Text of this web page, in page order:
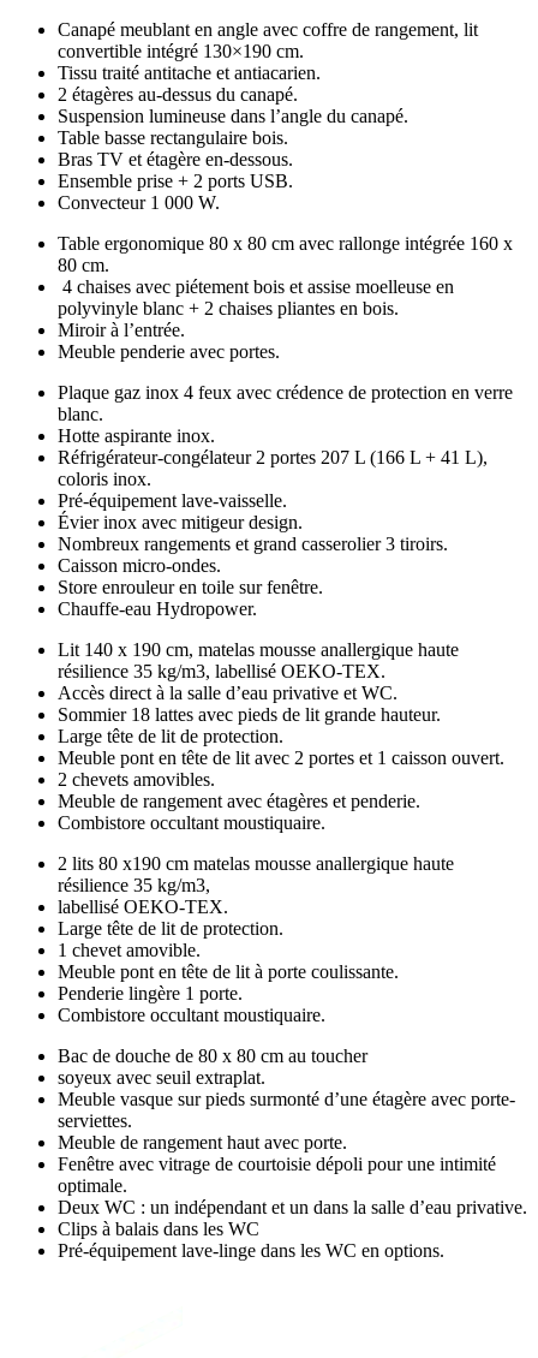
Canapé meublant en angle avec coffre de rangement, lit
convertible intégré 130×190 cm.
Tissu traité antitache et antiacarien.
2 étagères au-dessus du canapé.
Suspension lumineuse dans l’angle du canapé.
Table basse rectangulaire bois.
Bras TV et étagère en-dessous.
Ensemble prise + 2 ports USB.
Convecteur 1 000 W.
Table ergonomique 80 x 80 cm avec rallonge intégrée 160 x
80 cm.
4 chaises avec piétement bois et assise moelleuse en
polyvinyle blanc + 2 chaises pliantes en bois.
Miroir à l’entrée.
Meuble penderie avec portes.
Plaque gaz inox 4 feux avec crédence de protection en verre
blanc.
Hotte aspirante inox.
Réfrigérateur-congélateur 2 portes 207 L (166 L + 41 L),
coloris inox.
Pré-équipement lave-vaisselle.
Évier inox avec mitigeur design.
Nombreux rangements et grand casserolier 3 tiroirs.
Caisson micro-ondes.
Store enrouleur en toile sur fenêtre.
Chauffe-eau Hydropower.
Lit 140 x 190 cm, matelas mousse anallergique haute
résilience 35 kg/m3, labellisé OEKO-TEX.
Accès direct à la salle d’eau privative et WC.
Sommier 18 lattes avec pieds de lit grande hauteur.
Large tête de lit de protection.
Meuble pont en tête de lit avec 2 portes et 1 caisson ouvert.
2 chevets amovibles.
Meuble de rangement avec étagères et penderie.
Combistore occultant moustiquaire.
2 lits 80 x190 cm matelas mousse anallergique haute
résilience 35 kg/m3,
labellisé OEKO-TEX.
Large tête de lit de protection.
1 chevet amovible.
Meuble pont en tête de lit à porte coulissante.
Penderie lingère 1 porte.
Combistore occultant moustiquaire.
Bac de douche de 80 x 80 cm au toucher
soyeux avec seuil extraplat.
Meuble vasque sur pieds surmonté d’une étagère avec porte-
serviettes.
Meuble de rangement haut avec porte.
Fenêtre avec vitrage de courtoisie dépoli pour une intimité
optimale.
Deux WC : un indépendant et un dans la salle d’eau privative.
Clips à balais dans les WC
Pré-équipement lave-linge dans les WC en options.